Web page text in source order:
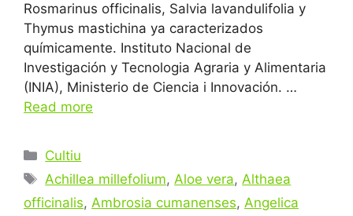
Rosmarinus officinalis, Salvia lavandulifolia y
Thymus mastichina ya caracterizados
químicamente. Instituto Nacional de
Investigación y Tecnologia Agraria y Alimentaria
(INIA), Ministerio de Ciencia i Innovación. …
Read more
Categories
Cultiu
Tags
Achillea millefolium,Aloe vera,Althaea
officinalis, Ambrosia cumanenses, Angelica